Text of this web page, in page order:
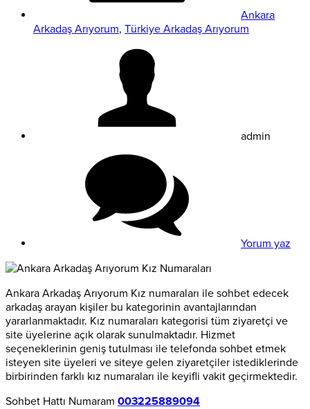
Ankara
Arkadaş Arıyorum, Türkiye Arkadaş Arıyorum
admin
Yorum yaz
Ankara Arkadaş Arıyorum Kız numaraları ile sohbet edecek
arkadaş arayan kişiler bu kategorinin avantajlarından
yararlanmaktadır. Kız numaraları kategorisi tüm ziyaretçi ve
site üyelerine açık olarak sunulmaktadır. Hizmet
seçeneklerinin geniş tutulması ile telefonda sohbet etmek
isteyen site üyeleri ve siteye gelen ziyaretçiler istediklerinde
birbirinden farklı kız numaraları ile keyifli vakit geçirmektedir.
Sohbet Hattı Numaram 003225889094